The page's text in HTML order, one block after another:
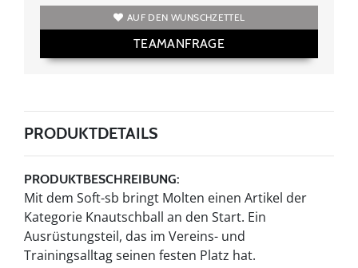
AUF DEN WUNSCHZETTEL
TEAMANFRAGE
PRODUKTDETAILS
PRODUKTBESCHREIBUNG:
Mit dem Soft-sb bringt Molten einen Artikel der
Kategorie Knautschball an den Start. Ein
Ausrüstungsteil, das im Vereins- und
Trainingsalltag seinen festen Platz hat.